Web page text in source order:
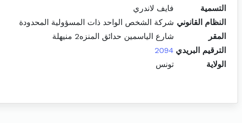
التسمية
فايف لاندري
النظام القانوني شركة الشخص الواحد ذات المسؤولية المحدودة
المقر
شارع الياسمين حدائق المنزه2 منيهلة
الترقيم البريدي 2094
الولاية
تونس